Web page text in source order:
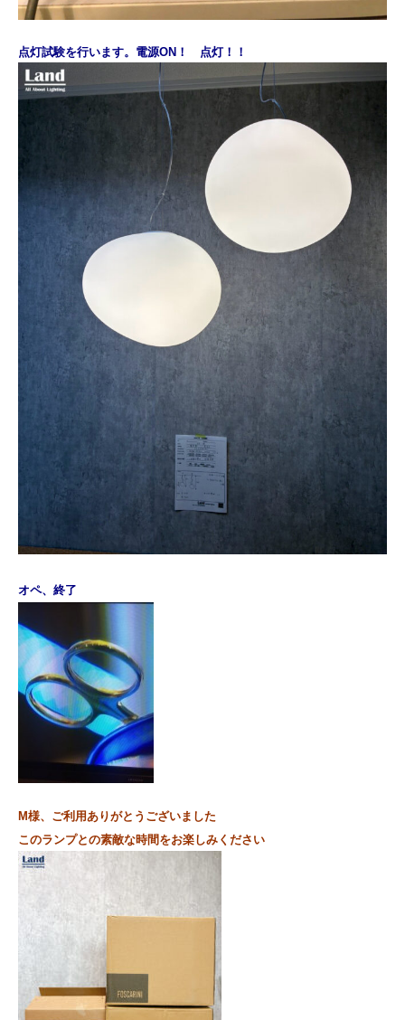
点灯試験を行います。 電源ON！ 点灯！！
オペ、終了
M様、ご利用ありがとうございました
このランプとの素敵な時間をお楽しみください